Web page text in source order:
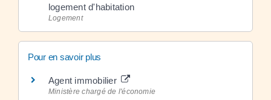
logement d'habitation
Logement
Pour en savoir plus
Agent immobilier
Ministère chargé de l'économie